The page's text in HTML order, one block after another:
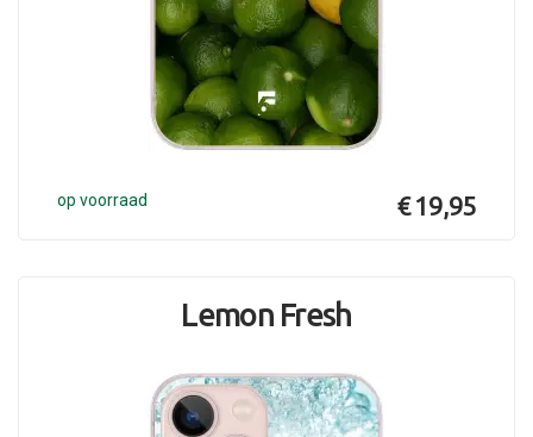
op voorraad € 19,95
Lemon Fresh